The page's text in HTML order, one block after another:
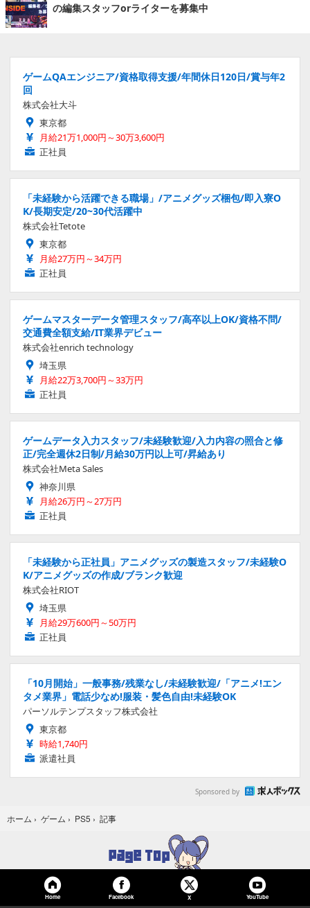
の編集スタッフorライターを募集中
ゲームQAエンジニア/資格取得支援/年間休日120日/賞与年2
回
株式会社大斗
東京都
月給21万1,000円～30万3,600円
正社員
「未経験から活躍できる職場」/アニメグッズ梱包/即入寮O
K/長期安定/20~30代活躍中
株式会社Tetote
東京都
月給27万円～34万円
正社員
ゲームマスターデータ管理スタッフ/高卒以上OK/資格不問/
交通費全額支給/IT業界デビュー
株式会社enrich technology
埼玉県
月給22万3,700円～33万円
正社員
ゲームデータ入力スタッフ/未経験歓迎/入力内容の照合と修
正/完全週休2日制/月給30万円以上可/昇給あり
株式会社Meta Sales
神奈川県
月給26万円～27万円
正社員
「未経験から正社員」アニメグッズの製造スタッフ/未経験O
K/アニメグッズの作成/ブランク歓迎
株式会社RIOT
埼玉県
月給29万600円～50万円
正社員
「10月開始」一般事務/残業なし/未経験歓迎/「アニメ!エン
タメ業界」電話少なめ!服装・髪色自由!未経験OK
パーソルテンプスタッフ株式会社
東京都
時給1,740円
派遣社員
Sponsored by
ホーム › ゲーム › PS5 › 記事
Home Facebook X YouTube